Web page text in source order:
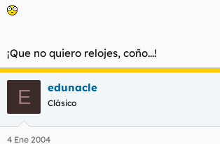
¡Que no quiero relojes, coño...!
E edunacle
Clásico
4 Ene 2004